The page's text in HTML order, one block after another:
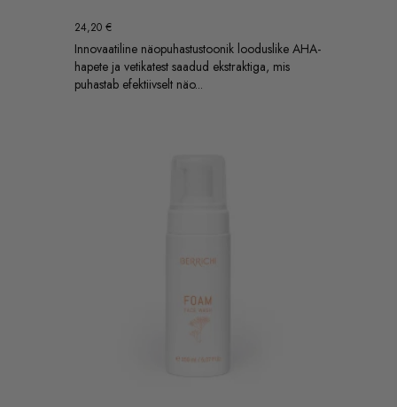
24,20 €
Innovaatiline näopuhastustoonik looduslike AHA-
hapete ja vetikatest saadud ekstraktiga, mis
puhastab efektiivselt näo...